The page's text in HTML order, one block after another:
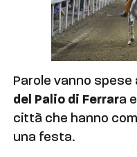
Parole vanno spese
del Palio di Ferrara
città che hanno
una festa.